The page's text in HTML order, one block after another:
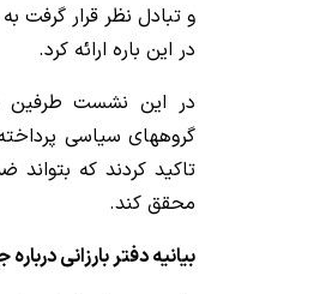
و تبادل نظر قرار گرفت
در این باره ارائه کرد.
در این نشست طرفین
گروههای سیاسی
تاکید کردند که
محقق کند.
بیانیه دفتر بارزانی